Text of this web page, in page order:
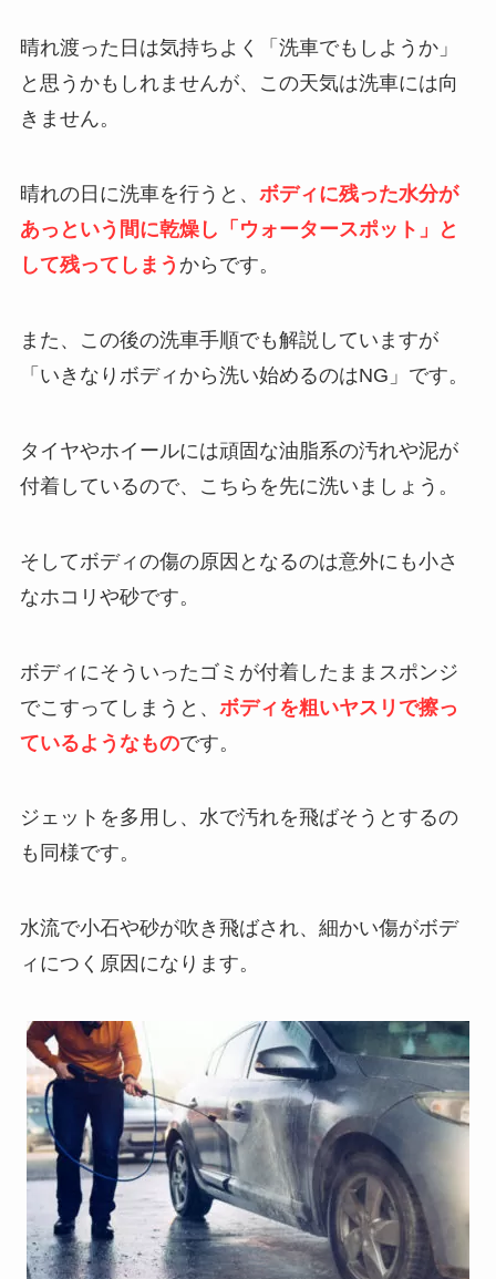
晴れ渡った日は気持ちよく「洗車でもしようか」
と思うかもしれませんが、この天気は洗車には向
きません。
晴れの日に洗車を行うと、 ボディに残った水分が
あっという間に乾燥し「ウォータースポット」と
して残ってしまう からです。
また、この後の洗車手順でも解説していますが
「いきなりボディから洗い始めるのはNG」です。
タイヤやホイールには頑固な油脂系の汚れや泥が
付着しているので、こちらを先に洗いましょう。
そしてボディの傷の原因となるのは意外にも小さ
なホコリや砂です。
ボディにそういったゴミが付着したままスポンジ
でこすってしまうと、 ボディを粗いヤスリで擦っ
ているようなものです。
ジェットを多用し、水で汚れを飛ばそうとするの
も同様です。
水流で小石や砂が吹き飛ばされ、細かい傷がボデ
ィにつく原因になります。